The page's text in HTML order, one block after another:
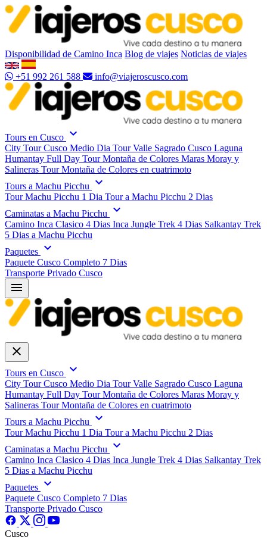
Disponibilidad de Camino Inca Blog de viajes Noticias de viajes
+51 992 261 588 info@viajeroscusco.com
Tours en Cusco expand_more
City Tour Cusco Medio Dia Tour Valle Sagrado Cusco Laguna
Humantay Full Day Tour Montaña de Colores Maras Moray y
Salineras Tour Montaña de Colores en cuatrimoto
Tours a Machu Picchu
expand_more
Tour Machu Picchu 1 Dia Tour a Machu Picchu 2 Dias
Caminatas a Machu Picchu
expand_more
Camino Inca Clasico 4 Dias Inca Jungle Trek 4 Dias Salkantay Trek
5 Dias a Machu Picchu
Paquetes expand_more
Paquete Cusco Completo 7 Dias
Transporte Privado Cusco
menu
close
Tours en Cusco expand_more
City Tour Cusco Medio Dia Tour Valle Sagrado Cusco Laguna
Humantay Full Day Tour Montaña de Colores Maras Moray y
Salineras Tour Montaña de Colores en cuatrimoto
Tours a Machu Picchu
expand_more
Tour Machu Picchu 1 Dia Tour a Machu Picchu 2 Dias
Caminatas a Machu Picchu
expand_more
Camino Inca Clasico 4 Dias Inca Jungle Trek 4 Dias Salkantay Trek
5 Dias a Machu Picchu
Paquetes expand_more
Paquete Cusco Completo 7 Dias
Transporte Privado Cusco
Cusco